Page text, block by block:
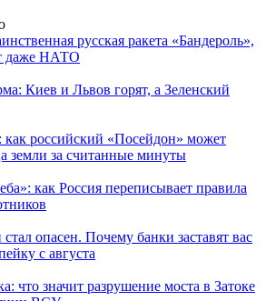
русская ракета «Бандероль»,
даже НАТО
Киев и Львов горят, а Зеленский
российский «Посейдон» может
земли за считанные минуты
как Россия переписывает правила
опасен. Почему банки заставят вас
с августа
что значит разрушение моста в Затоке